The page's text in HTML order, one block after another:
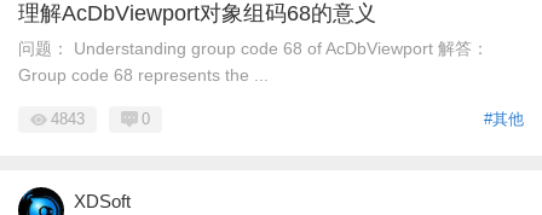
理解AcDbViewport对象组码68的意义
问题： Understanding group code 68 of AcDbViewport 解答：
Group code 68 represents the ...
#其他
4843 0
XDSoft